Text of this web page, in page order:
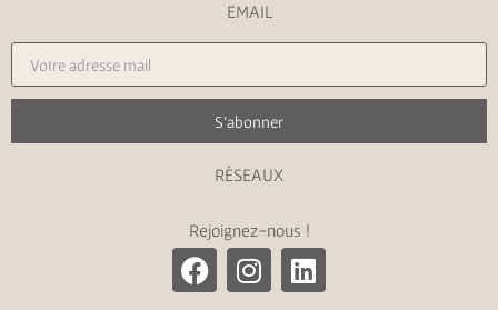
EMAIL
S'abonner
RÉSEAUX
Rejoignez-nous !